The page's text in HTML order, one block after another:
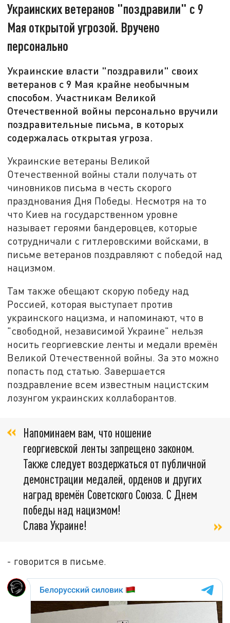
Украинских ветеранов "поздравили" с 9
Мая открытой угрозой. Вручено
персонально
Украинские власти "поздравили" своих
ветеранов с 9 Мая крайне необычным
способом. Участникам Великой
Отечественной войны персонально вручили
поздравительные письма, в которых
содержалась открытая угроза.
Украинские ветераны Великой
Отечественной войны стали получать от
чиновников письма в честь скорого
празднования Дня Победы. Несмотря на то
что Киев на государственном уровне
называет героями бандеровцев, которые
сотрудничали с гитлеровскими войсками, в
письме ветеранов поздравляют с победой над
нацизмом.
Там также обещают скорую победу над
Россией, которая выступает против
украинского нацизма, и напоминают, что в
"свободной, независимой Украине" нельзя
носить георгиевские ленты и медали времён
Великой Отечественной войны. За это можно
попасть под статью. Завершается
поздравление всем известным нацистским
лозунгом украинских коллаборантов.
Напоминаем вам, что ношение
георгиевской ленты запрещено законом.
Также следует воздержаться от публичной
демонстрации медалей, орденов и других
наград времён Советского Союза. С Днем
победы над нацизмом!
Слава Украине!
- говорится в письме.